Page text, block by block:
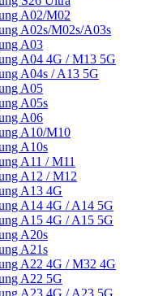
A02/M02
A02s/M02s/A03s
A03
A04 4G / M13 5G
A04s / A13 5G
A05
A05s
A06
A10/M10
A10s
A11 / M11
A12 / M12
A13 4G
A14 4G / A14 5G
A15 4G / A15 5G
A20s
A21s
A22 4G / M32 4G
A22 5G
A23 4G / A23 5G